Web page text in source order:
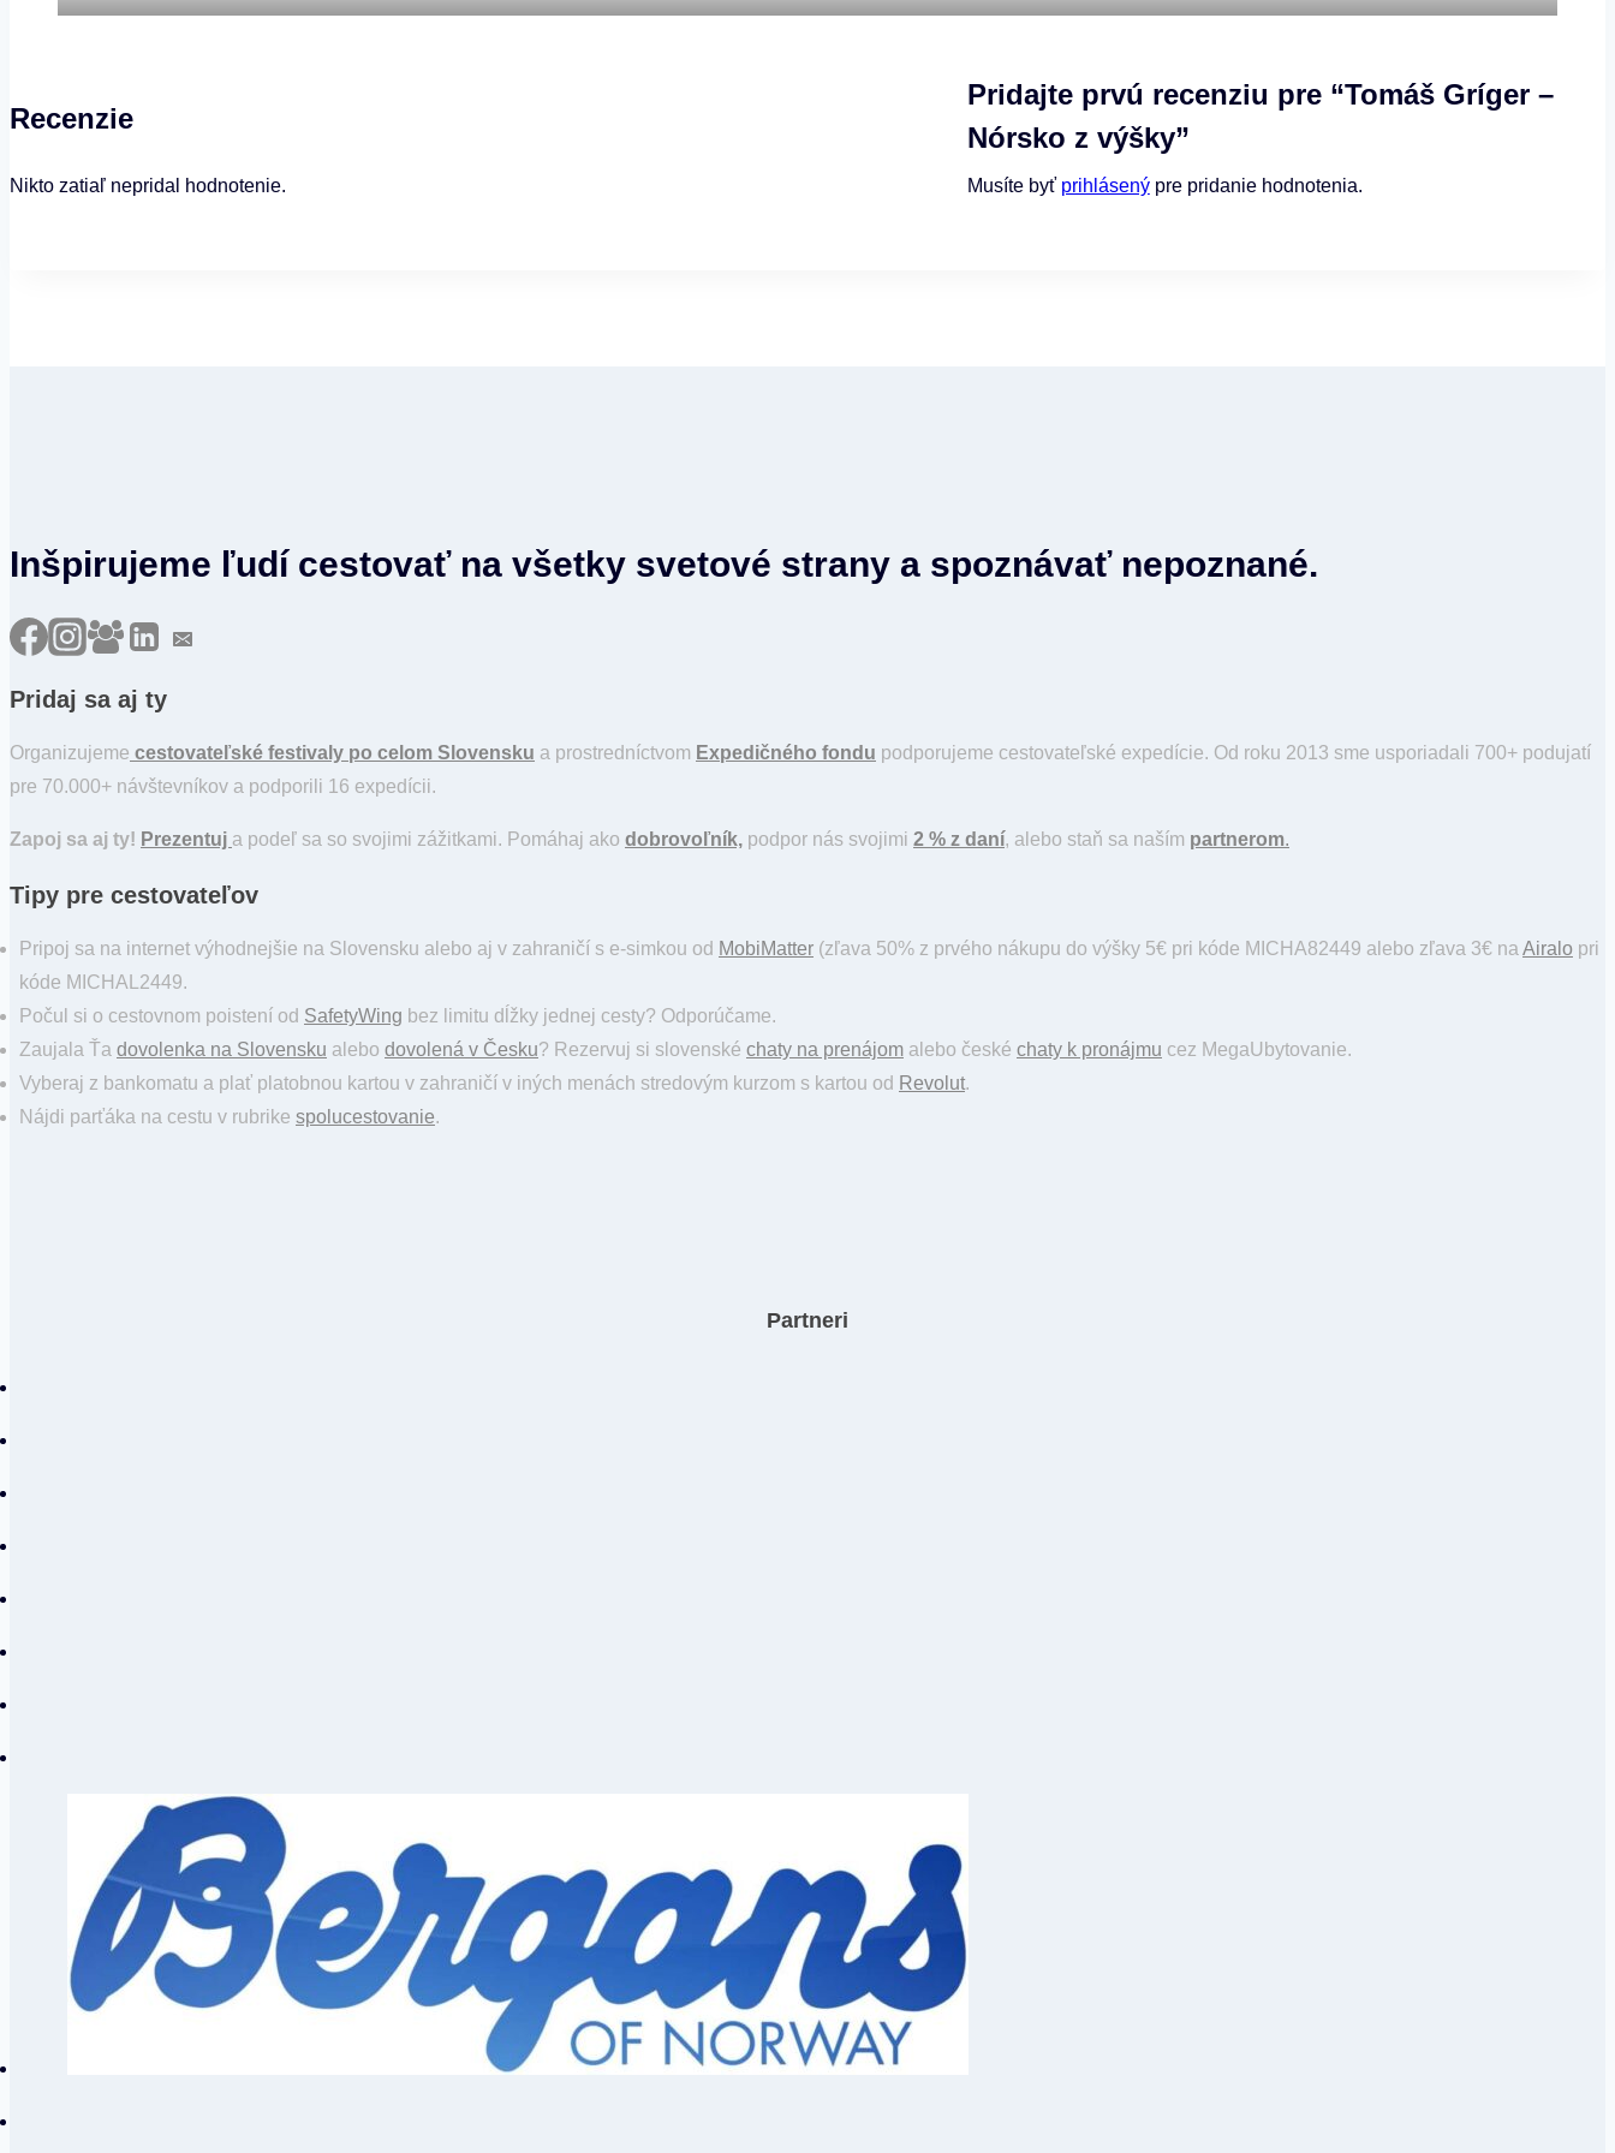
Recenzie
Nikto zatiaľ nepridal hodnotenie.
Pridajte prvú recenziu pre “Tomáš Gríger –
Nórsko z výšky”
Musíte byť prihlásenýpre pridanie hodnotenia.
Inšpirujeme ľudí cestovať na všetky svetové strany a spoznávať nepoznané.
Pridaj sa aj ty
Organizujeme cestovateľské festivaly po celom Slovensku a prostredníctvom Expedičného fondu podporujeme cestovateľské expedície. Od roku 2013 sme usporiadali 700+ podujatí
pre 70.000+ návštevníkov a podporili 16 expedícii.
Zapoj sa aj ty! Prezentuj a podeľ sa so svojimi zážitkami. Pomáhaj ako dobrovoľník, podpor nás svojimi 2 % z daní, alebo staň sa naším partnerom.
Tipy pre cestovateľov
Pripoj sa na internet výhodnejšie na Slovensku alebo aj v zahraničí s e-simkou od MobiMatter (zľava 50% z prvého nákupu do výšky 5€ pri kóde MICHA82449 alebo zľava 3€ na Airalo pri
kóde MICHAL2449.
Počul si o cestovnom poistení od SafetyWing bez limitu dĺžky jednej cesty? Odporúčame.
Zaujala Ťa dovolenka na Slovensku alebo dovolená v Česku? Rezervuj si slovenské chaty na prenájom alebo české chaty k pronájmu cez MegaUbytovanie.
Vyberaj z bankomatu a plať platobnou kartou v zahraničí v iných menách stredovým kurzom s kartou od Revolut.
Nájdi parťáka na cestu v rubrike spolucestovanie.
Partneri